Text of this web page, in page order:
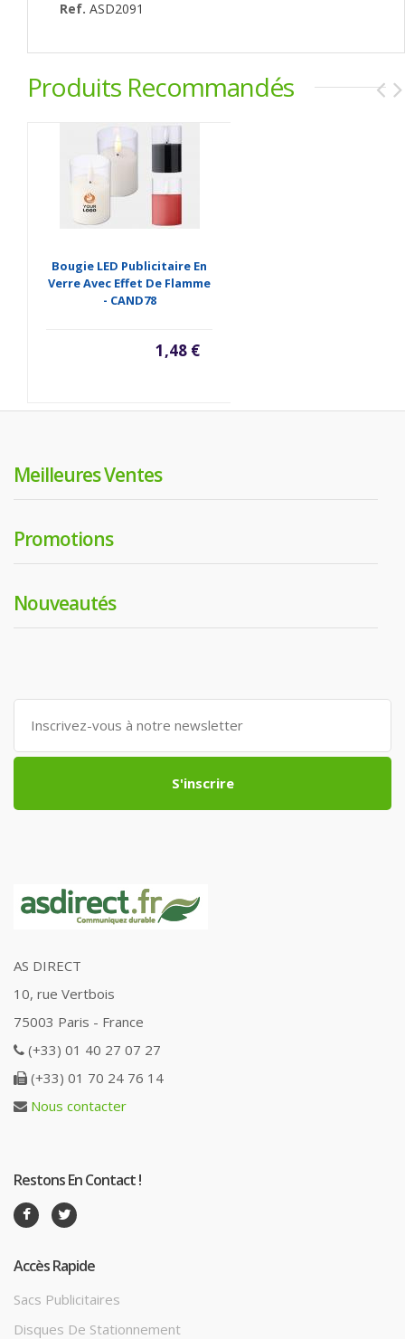
Ref. ASD2091
Produits Recommandés
Bougie LED Publicitaire En
Verre Avec Effet De Flamme
- CAND78
1,48 €
Meilleures Ventes
Promotions
Nouveautés
S'inscrire
AS DIRECT
10, rue Vertbois
75003 Paris - France
(+33) 01 40 27 07 27
(+33) 01 70 24 76 14
Nous contacter
Restons En Contact !
Accès Rapide
Sacs Publicitaires
Disques De Stationnement